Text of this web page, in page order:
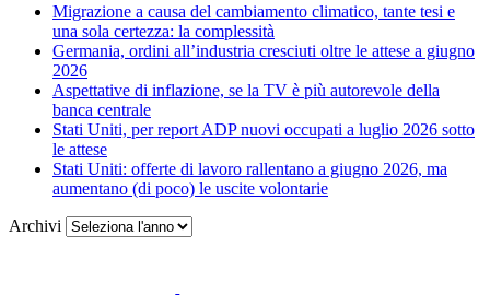
Migrazione a causa del cambiamento climatico, tante tesi e
una sola certezza: la complessità
Germania, ordini all’industria cresciuti oltre le attese a giugno
2026
Aspettative di inflazione, se la TV è più autorevole della
banca centrale
Stati Uniti, per report ADP nuovi occupati a luglio 2026 sotto
le attese
Stati Uniti: offerte di lavoro rallentano a giugno 2026, ma
aumentano (di poco) le uscite volontarie
Archivi